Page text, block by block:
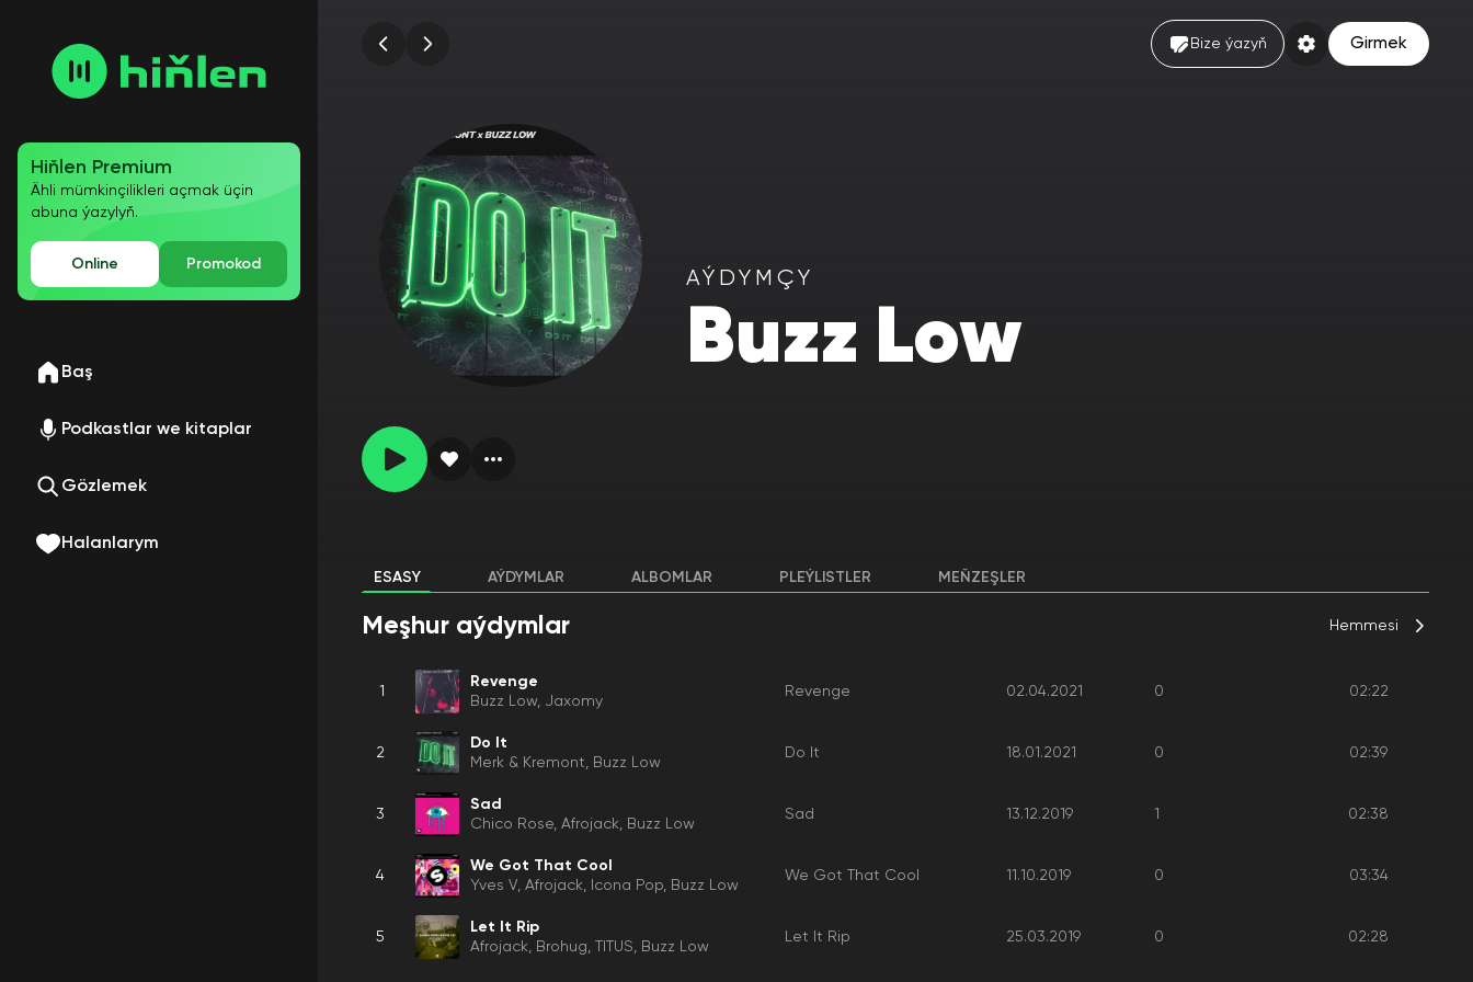
Hiňlen Premium
Ähli mümkinçilikleri açmak üçin
abuna ýazylyň.
Online Promokod
Baş
Podkastlar we kitaplar
Gözlemek
Halanlarym
Bize ýazyň Girmek
AÝDYMÇY
Buzz Low
ESASY AÝDYMLAR ALBOMLAR PLEÝLISTLER MEŇZEŞLER
Meşhur aýdymlar Hemmesi
1
Revenge
Buzz Low Jaxomy
Revenge 02.04.2021 0 02:22
2
Do It
Merk & Kremont
Buzz Low
Do It 18.01.2021 0 02:39
3
Sad
Chico Rose Afrojack Buzz Low
Sad 13.12.2019 1 02:38
4
We Got That Cool
Yves V Afrojack Icona Pop Buzz Low
We Got That Cool 11.10.2019 0 03:34
5
Let It Rip
Afrojack
Brohug TITUS Buzz Low
Let It Rip 25.03.2019 0 02:28